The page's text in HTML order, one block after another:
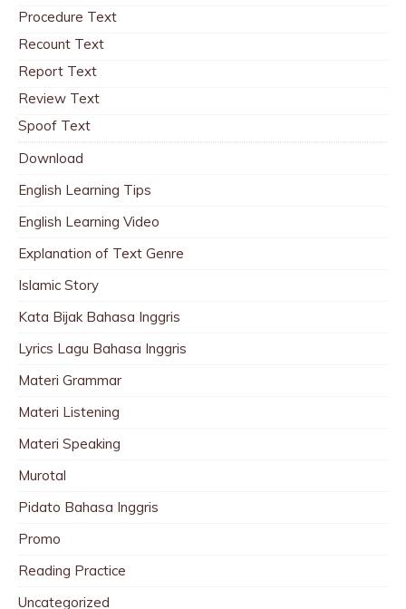
Procedure Text
Recount Text
Report Text
Review Text
Spoof Text
Download
English Learning Tips
English Learning Video
Explanation of Text Genre
Islamic Story
Kata Bijak Bahasa Inggris
Lyrics Lagu Bahasa Inggris
Materi Grammar
Materi Listening
Materi Speaking
Murotal
Pidato Bahasa Inggris
Promo
Reading Practice
Uncategorized